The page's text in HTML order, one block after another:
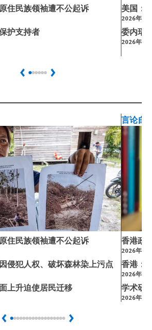
住民族领袖遭不公起诉
护支持者
美国：
2026年 3
委内瑞
2026年 1
PreviousNext
住民族领袖遭不公起诉
侵犯人权、破坏森林染上污点
上升迫使居民迁移
言论自
香港政
2026年 7
香港：
2026年 6
学术研
2026年 6
Previous Next